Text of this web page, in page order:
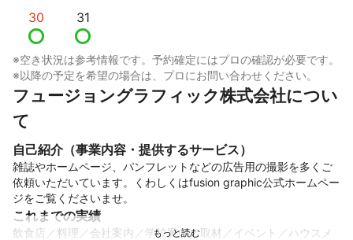
30 31
※空き状況は参考情報です。予約確定にはプロの確認が必要です。
※以降の予定を希望の場合は、プロにお問い合わせください。
フュージョングラフィック株式会社につい
て
自己紹介（事業内容・提供するサービス）
雑誌やホームページ、パンフレットなどの広告用の撮影を多くご
依頼いただいています。くわしくはfusion graphic公式ホームペー
ジをご覧くださいませ。
これまでの実績
飲食店／料理／会社案内／学校案内／取材／イベント／ハウスメ